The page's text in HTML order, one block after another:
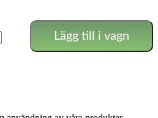
Lägg till i vagn